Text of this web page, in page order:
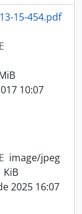
15-454.pdf
10:07
image/jpeg
KiB
2025 16:07